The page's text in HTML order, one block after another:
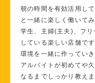
朝の時間を有効活用し
と一緒に楽しく働いて
学生、主婦(主夫)、フ
している楽しい店舗で
環境を一緒に作っていき
アルバイトが初めてや
なるまでしっかり教え